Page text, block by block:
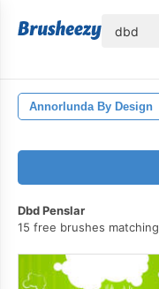
Annorlunda By Design
Dbd Penslar
15 free brushes matching